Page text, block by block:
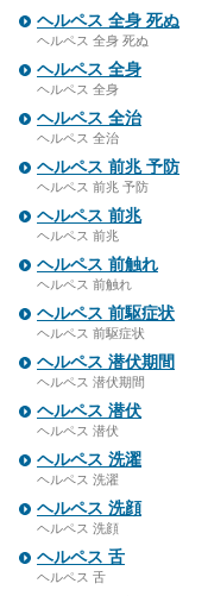
ヘルペス 全身 死ぬ
ヘルペス 全身 死ぬ
ヘルペス 全身
ヘルペス 全身
ヘルペス 全治
ヘルペス 全治
ヘルペス 前兆 予防
ヘルペス 前兆 予防
ヘルペス 前兆
ヘルペス 前兆
ヘルペス 前触れ
ヘルペス 前触れ
ヘルペス 前駆症状
ヘルペス 前駆症状
ヘルペス 潜伏期間
ヘルペス 潜伏期間
ヘルペス 潜伏
ヘルペス 潜伏
ヘルペス 洗濯
ヘルペス 洗濯
ヘルペス 洗顔
ヘルペス 洗顔
ヘルペス 舌
ヘルペス 舌